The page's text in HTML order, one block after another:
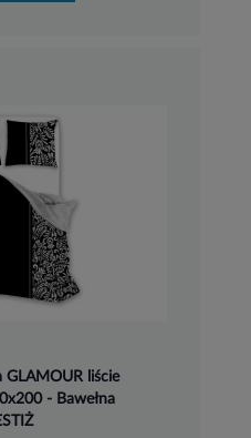
GLAMOUR liście
- Bawełna